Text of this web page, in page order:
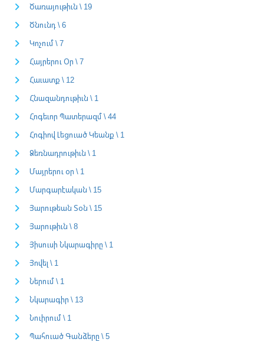
Ծառայութիւն \ 19
Ծնունդ \ 6
Կոչում \ 7
Հայրերու Օր \ 7
Հաւատք \ 12
Հնազանդութիւն \ 1
Հոգեւոր Պատերազմ \ 44
Հոգիով Լեցուած Կեանք \ 1
Ձեռնադրութիւն \ 1
Մայրերու օր \ 1
Մարգարէական \ 15
Յարութեան Տօն \ 15
Յարութիւն \ 8
Յիսուսի Նկարագիրը \ 1
Յովել \ 1
Ներում \ 1
Նկարագիր \ 13
Նուիրում \ 1
Պահուած Գանձերը \ 5